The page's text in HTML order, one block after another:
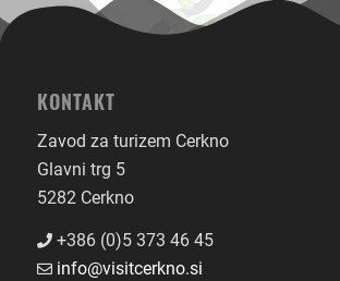
KONTAKT
Zavod za turizem Cerkno
Glavni trg 5
5282 Cerkno
+386 (0)5 373 46 45
info@visitcerkno.si